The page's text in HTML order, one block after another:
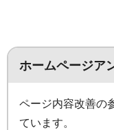
ホームページア
ページ内容改善の
ています。